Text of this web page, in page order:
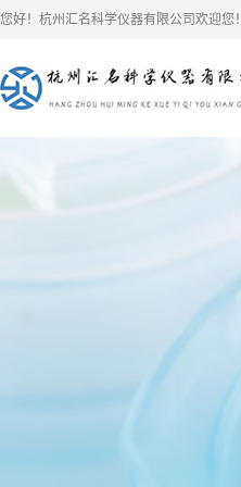
您好！杭州汇名科学仪器有限公司欢迎您！